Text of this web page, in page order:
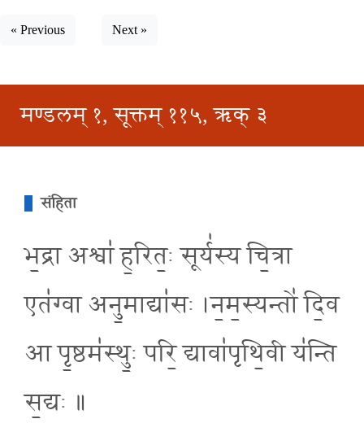
« Previous Next »
मण्डलम् १, सूक्तम् ११५, ऋक् ३
संहिता
भ॒द्रा अश्वा॑ ह॒रित॒ः सूर्य॑स्य चि॒त्रा
एत॑ग्वा अनु॒माद्या॑सः ।न॒म॒स्यन्तो॑ दि॒व
आ पृ॒ष्ठम॑स्थु॒ः परि॒ द्यावा॑पृथि॒वी य॑न्ति
स॒द्यः ॥